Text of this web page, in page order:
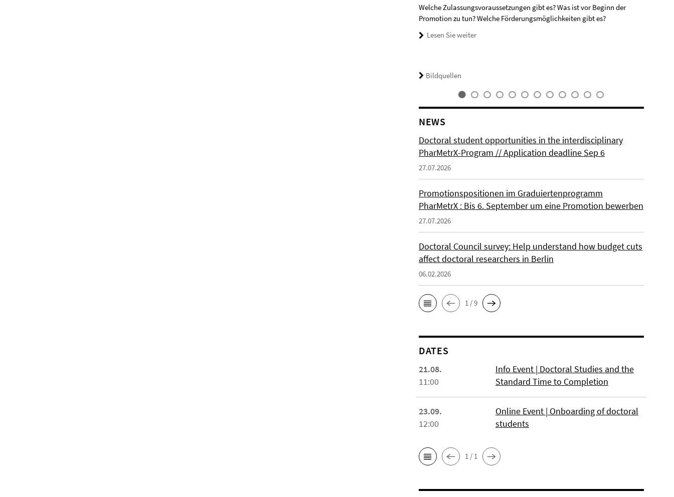
Welche Zulassungsvoraussetzungen gibt es? Was ist vor Beginn der
Promotion zu tun? Welche Förderungsmöglichkeiten gibt es?
Lesen Sie weiter
Bildquellen
NEWS
Doctoral student opportunities in the interdisciplinary
PharMetrX-Program // Application deadline Sep 6
27.07.2026
Promotionspositionen im Graduiertenprogramm
PharMetrX : Bis 6. September um eine Promotion bewerben
27.07.2026
Doctoral Council survey: Help understand how budget cuts
affect doctoral researchers in Berlin
06.02.2026
1 / 9
DATES
21.08.
11:00
Info Event | Doctoral Studies and the
Standard Time to Completion
23.09.
12:00
Online Event | Onboarding of doctoral
students
1 / 1